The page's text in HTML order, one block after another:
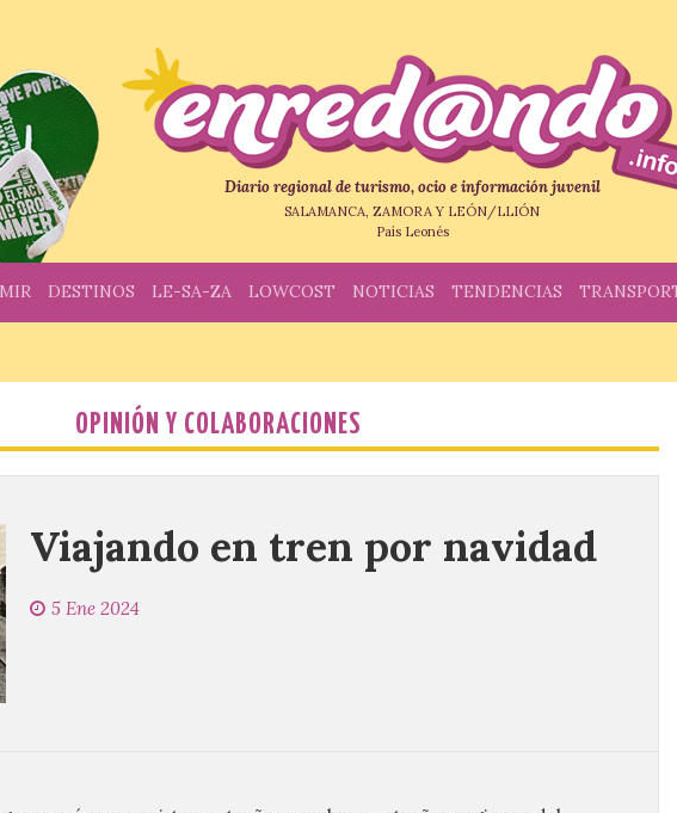
Diario regional de turismo, ocio e información juvenil
SALAMANCA, ZAMORA Y LEÓN/LLIÓN
País Leonés
DESTINOS LE-SA-ZA LOWCOST NOTICIAS TENDENCIAS
OPINIÓN Y COLABORACIONES
Viajando en tren por navidad
5 Ene 2024